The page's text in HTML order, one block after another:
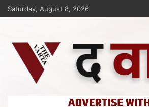
Saturday, August 8, 2026
The Varta